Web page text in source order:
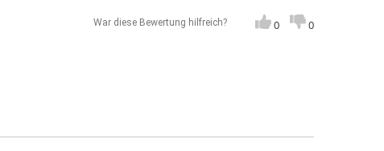
War diese Bewertung hilfreich? 0 0